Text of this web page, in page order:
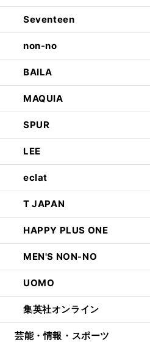
Seventeen
non-no
BAILA
MAQUIA
SPUR
LEE
eclat
T JAPAN
HAPPY PLUS ONE
MEN'S NON-NO
UOMO
集英社オンライン
芸能・情報・スポーツ